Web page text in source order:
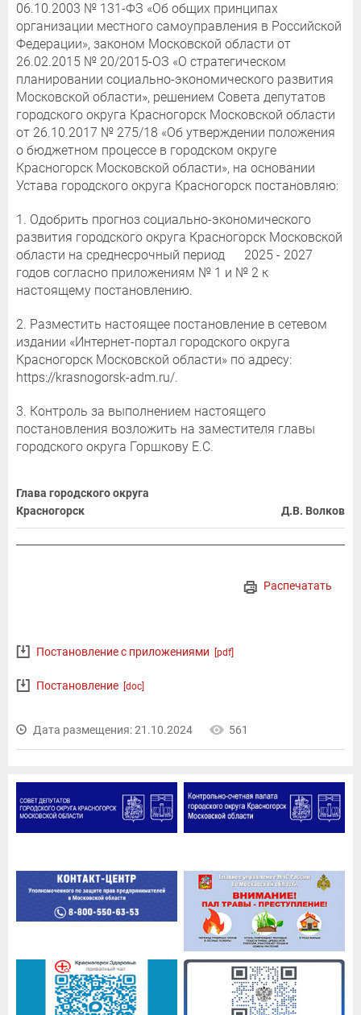
06.10.2003 № 131-ФЗ «Об общих принципах
организации местного самоуправления в Российской
Федерации», законом Московской области от
26.02.2015 № 20/2015-ОЗ «О стратегическом
планировании социально-экономического развития
Московской области», решением Совета депутатов
городского округа Красногорск Московской области
от 26.10.2017 № 275/18 «Об утверждении положения
о бюджетном процессе в городском округе
Красногорск Московской области», на основании
Устава городского округа Красногорск постановляю:
1. Одобрить прогноз социально-экономического
развития городского округа Красногорск Московской
области на среднесрочный период 2025 - 2027
годов согласно приложениям № 1 и № 2 к
настоящему постановлению.
2. Разместить настоящее постановление в сетевом
издании «Интернет-портал городского округа
Красногорск Московской области» по адресу:
https://krasnogorsk-adm.ru/.
3. Контроль за выполнением настоящего
постановления возложить на заместителя главы
городского округа Горшкову Е.С.
Глава городского округа
Красногорск
Д.В. Волков
Распечатать
Постановление с приложениями [pdf]
Постановление [doc]
Дата размещения: 21.10.2024 561